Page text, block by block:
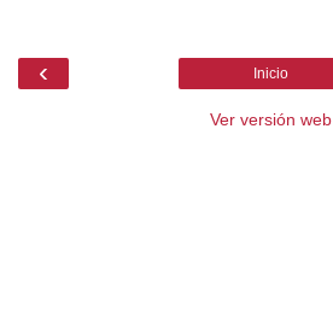
‹ Inicio
Ver versión web